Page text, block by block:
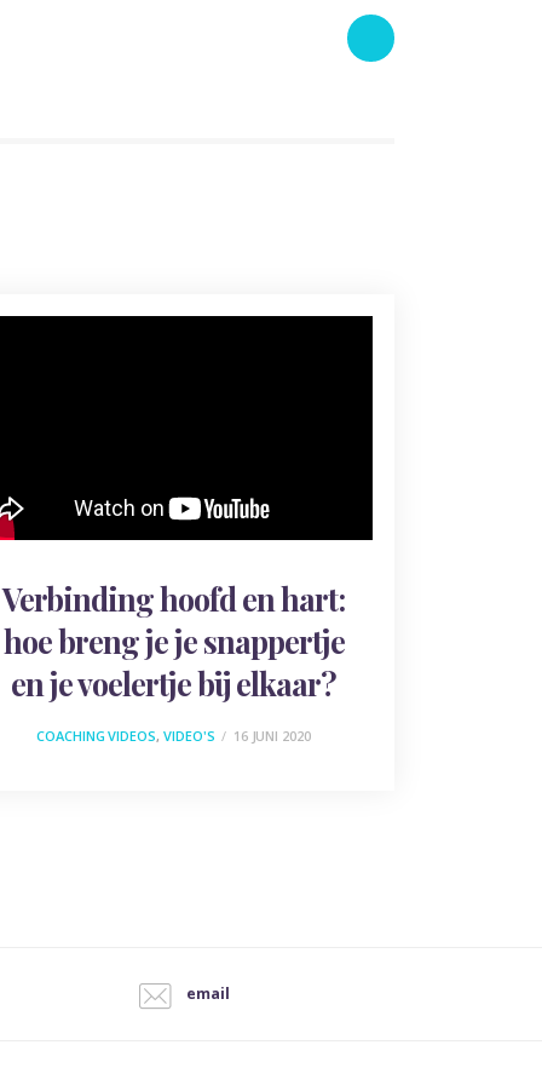
Verbinding hoofd en hart:
hoe breng je je snappertje
en je voelertje bij elkaar?
COACHING VIDEOS,VIDEO'S 16 JUNI 2020
email